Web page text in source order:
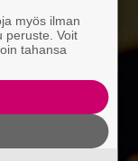
myös ilman
peruste. Voit
tahansa